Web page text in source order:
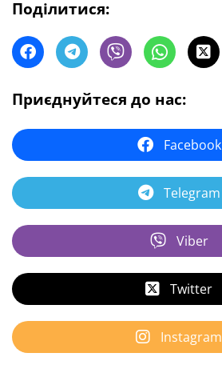
Поділитися:
Приєднуйтеся до нас:
Facebook
Telegram
Viber
Twitter
Instagram